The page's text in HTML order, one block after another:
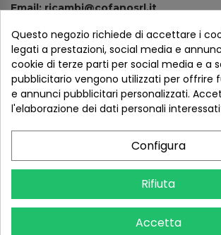
Email: ricambi@cofanosrl.it
Tel.: +39 080 44 13 478
WhatsApp: +39 334 98 51 100
Metodi di pagamento
Questo negozio richiede di accettare i
legati a prestazioni, social media e
cookie di terze parti per social media e a
pubblicitario vengono utilizzati per offrire
e annunci pubblicitari personalizzati.
l'elaborazione dei dati personali
Configura
Rifiuta
Accetta